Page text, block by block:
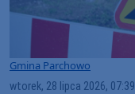
Gmina Parchowo
wtorek, 28 lipca 2026, 07:39